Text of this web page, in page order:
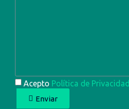
Acepto Política de Privacidad
Enviar